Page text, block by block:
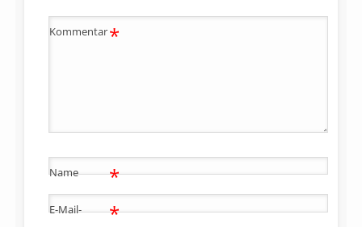
Kommentar*
Name *
E-Mail- *